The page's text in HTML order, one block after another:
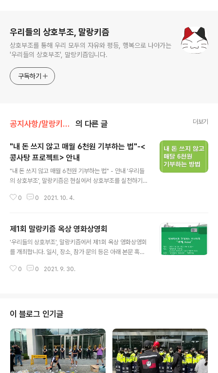
우리들의 상호부조, 말랑키즘
상호부조를 통해 우리 모두의 자유와 평등, 행복으로 나아가는
'우리들의 상호부조', 말랑키즘입니다.
구독하기
공지사항/말랑키즘 사업 안내 의 다른 글 더보기
"내 돈 쓰지 않고 매월 6천원 기부하는 법"-<
콩사탕 프로젝트> 안내
"내 돈 쓰지 않고 매월 6천원 기부하는 법" - 안내 '우리들
의 상호부조', 말랑키즘은 현실에서 상호부조를 실천하기
1인당 하루 최소 200원의 네이버 해피빈을 모아 저금통에
유로울 수도 없고, 평등할 수도 없기에 우리는 우리가 할 수
있는 여러 방법 중 하나로 모두가 행복할 수 있는 사회를 만
들어 나가고자 합니다. 에 여러분의 많은 동참을 부탁드립
ancandy 콩 사 탕 - 우리들의 상호부조 : 네이버 카페 해
0 0 2021. 10. 4.
제1회 말랑키즘 옥상 영화상영회
'우리들의 상호부조', 말랑키즘에서 제1회 옥상 영화상영회
를 개최합니다. 일시, 장소, 참가 문의 등은 아래 본문 혹은
오후 5시 30분 장소 : ‘우리들의 상호부조’, 말랑키즘 사무
y/3F3MrID 참가 문의 : ‘우리들의 상호부조’ 말랑키즘 오
픈톡방 https://bit.ly/3F3dROS 🌑 상영회를 마친 뒤 간
단히 먹거리를 나누며 이야기를 나누는 시간을 가지고자
합니다. 각자 먹거리를 준비해 오셔도 괜찮고, 현장에서 함
께 배달 주문하셔도..
0 0 2021. 9. 30.
이 블로그 인기글